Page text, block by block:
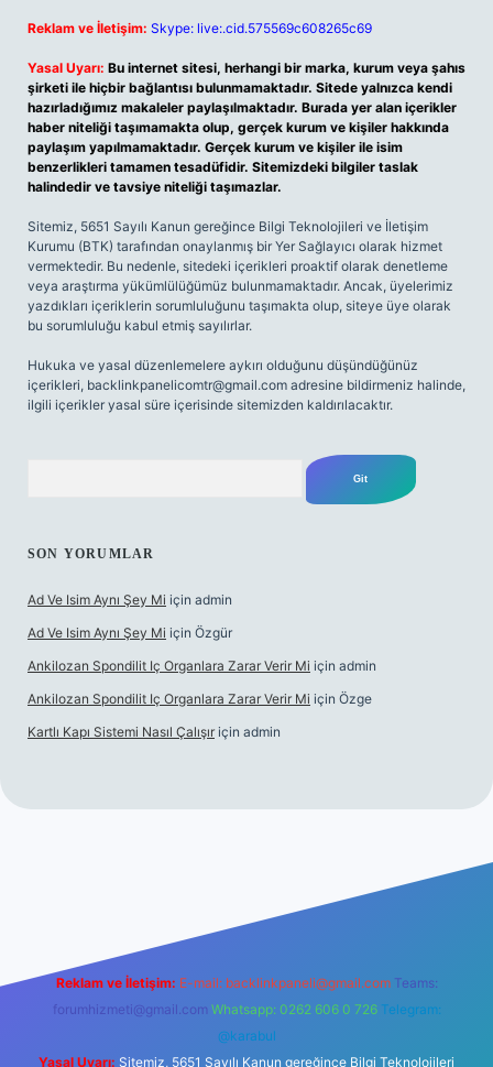
Reklam ve İletişim: Skype: live:.cid.575569c608265c69
Yasal Uyarı: Bu internet sitesi, herhangi bir marka, kurum veya şahıs
şirketi ile hiçbir bağlantısı bulunmamaktadır. Sitede yalnızca kendi
hazırladığımız makaleler paylaşılmaktadır. Burada yer alan içerikler
haber niteliği taşımamakta olup, gerçek kurum ve kişiler hakkında
paylaşım yapılmamaktadır. Gerçek kurum ve kişiler ile isim
benzerlikleri tamamen tesadüfidir. Sitemizdeki bilgiler taslak
halindedir ve tavsiye niteliği taşımazlar.
Sitemiz, 5651 Sayılı Kanun gereğince Bilgi Teknolojileri ve İletişim
Kurumu (BTK) tarafından onaylanmış bir Yer Sağlayıcı olarak hizmet
vermektedir. Bu nedenle, sitedeki içerikleri proaktif olarak denetleme
veya araştırma yükümlülüğümüz bulunmamaktadır. Ancak, üyelerimiz
yazdıkları içeriklerin sorumluluğunu taşımakta olup, siteye üye olarak
bu sorumluluğu kabul etmiş sayılırlar.
Hukuka ve yasal düzenlemelere aykırı olduğunu düşündüğünüz
içerikleri, backlinkpanelicomtr@gmail.com adresine bildirmeniz halinde,
ilgili içerikler yasal süre içerisinde sitemizden kaldırılacaktır.
SON YORUMLAR
Ad Ve Isim Aynı Şey Mi için admin
Ad Ve Isim Aynı Şey Mi için Özgür
Ankilozan Spondilit Iç Organlara Zarar Verir Mi için admin
Ankilozan Spondilit Iç Organlara Zarar Verir Mi için Özge
Kartlı Kapı Sistemi Nasıl Çalışır için admin
Reklam ve İletişim: E-mail: backlinkpaneli@gmail.com Teams:
forumhizmeti@gmail.com Whatsapp: 0262 606 0 726 Telegram:
@karabul
Yasal Uyarı: Sitemiz, 5651 Sayılı Kanun gereğince Bilgi Teknolojileri